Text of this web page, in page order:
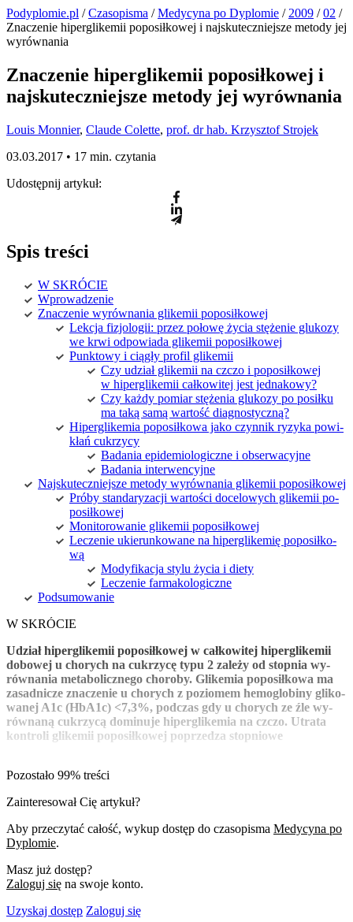
Podyplomie.pl /Czasopisma /Medycyna po Dyplomie / 2009 /02 /
Znaczenie hiperglikemii poposiłkowej i najskuteczniejsze metody jej
wyrównania
Znaczenie hiperglikemii poposiłkowej i
najskuteczniejsze metody jej wyrównania
Louis Monnier, Claude Colette, prof. dr hab. Krzysztof Strojek
03.03.2017 • 17 min. czytania
Udostępnij artykuł:
Spis treści
W SKRÓ­CIE
Wpro­wa­dze­nie
Zna­cze­nie wy­rów­na­nia gli­ke­mii po­po­sił­ko­wej
Lek­cja fi­zjo­lo­gii: przez po­ło­wę ży­cia stężenie glukozy
we krwi odpowiada gli­ke­mii po­po­sił­ko­wej
Punk­to­wy i cią­gły pro­fil gli­ke­mii
Czy udział gli­ke­mii na czczo i po­po­sił­ko­wej
w hi­per­gli­ke­mii cał­ko­wi­tej jest jed­na­ko­wy?
Czy każ­dy po­miar stę­że­nia glu­ko­zy po po­sił­ku
ma ta­ką sa­mą war­tość dia­gno­stycz­ną?
Hi­per­gli­ke­mia po­po­sił­ko­wa ja­ko czyn­nik ry­zy­ka po­wi­
kłań cu­krzy­cy
Ba­da­nia epi­de­mio­lo­gicz­ne i ob­ser­wa­cyj­ne
Ba­da­nia in­ter­wen­cyj­ne
Naj­sku­tecz­niej­sze me­to­dy wy­rów­na­nia gli­ke­mii po­po­sił­ko­wej
Pró­by stan­da­ry­za­cji war­to­ści do­ce­lo­wych gli­ke­mii po­
po­sił­ko­wej
Mo­ni­to­ro­wa­nie gli­ke­mii po­po­sił­ko­wej
Le­cze­nie ukie­run­ko­wa­ne na hi­per­gli­ke­mię po­po­sił­ko­
wą
Mo­dy­fi­ka­cja sty­lu ży­cia i die­ty
Le­cze­nie far­ma­ko­lo­gicz­ne
Pod­su­mo­wa­nie
W SKRÓ­CIE
Udział hi­per­gli­ke­mii po­po­sił­ko­wej w cał­ko­wi­tej hi­per­gli­ke­mii
do­bo­wej u cho­rych na cu­krzy­cę ty­pu 2 za­le­ży od stop­nia wy­
rów­na­nia me­ta­bo­licz­ne­go cho­ro­by. Gli­ke­mia po­po­sił­ko­wa ma
za­sad­ni­cze zna­cze­nie u cho­rych z po­zio­mem he­mo­glo­bi­ny gli­ko­
wa­nej A1c (HbA­1c) <7,3%, pod­czas gdy u cho­rych ze źle wy­
rów­na­ną cu­krzy­cą do­mi­nu­je hi­per­gli­ke­mia na czczo. Utra­ta
kon­tro­li gli­ke­mii po­po­sił­ko­wej po­prze­dza stop­nio­we
Pozostało 99% treści
Zainteresował Cię artykuł?
Aby przeczytać całość, wykup dostęp do czasopisma Medycyna po
Dyplomie.
Masz już dostęp?
Zaloguj się na swoje konto.
Uzyskaj dostęp Zaloguj się